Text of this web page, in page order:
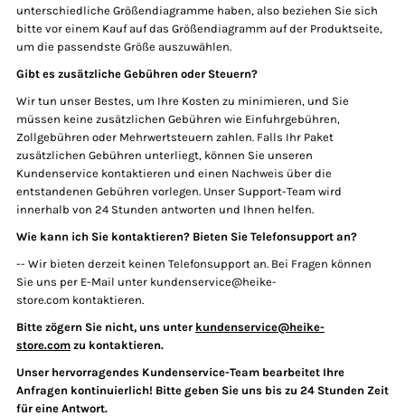
unterschiedliche Größendiagramme haben, also beziehen Sie sich
bitte vor einem Kauf auf das Größendiagramm auf der Produktseite,
um die passendste Größe auszuwählen.
Gibt es zusätzliche Gebühren oder Steuern?
Wir tun unser Bestes, um Ihre Kosten zu minimieren, und Sie
müssen keine zusätzlichen Gebühren wie Einfuhrgebühren,
Zollgebühren oder Mehrwertsteuern zahlen. Falls Ihr Paket
zusätzlichen Gebühren unterliegt, können Sie unseren
Kundenservice kontaktieren und einen Nachweis über die
entstandenen Gebühren vorlegen. Unser Support-Team wird
innerhalb von 24 Stunden antworten und Ihnen helfen.
Wie kann ich Sie kontaktieren? Bieten Sie Telefonsupport an?
-- Wir bieten derzeit keinen Telefonsupport an. Bei Fragen können
Sie uns per E-Mail unter kundenservice@heike-
store.com kontaktieren.
Bitte zögern Sie nicht, uns unter kundenservice@heike-
store.com zu kontaktieren.
Unser hervorragendes Kundenservice-Team bearbeitet Ihre
Anfragen kontinuierlich! Bitte geben Sie uns bis zu 24 Stunden Zeit
für eine Antwort.